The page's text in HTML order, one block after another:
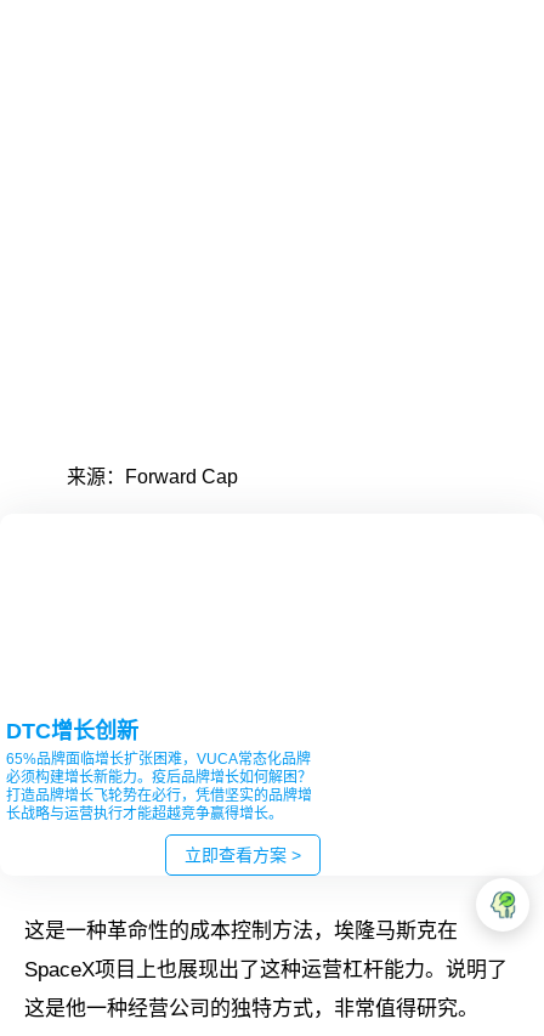
来源：Forward Cap
DTC增长创新
65%品牌面临增长扩张困难，VUCA常态化品牌
必须构建增长新能力。疫后品牌增长如何解困？
打造品牌增长飞轮势在必行，凭借坚实的品牌增
长战略与运营执行才能超越竞争赢得增长。
立即查看方案 >
这是一种革命性的成本控制方法，埃隆马斯克在
SpaceX项目上也展现出了这种运营杠杆能力。说明了
这是他一种经营公司的独特方式，非常值得研究。